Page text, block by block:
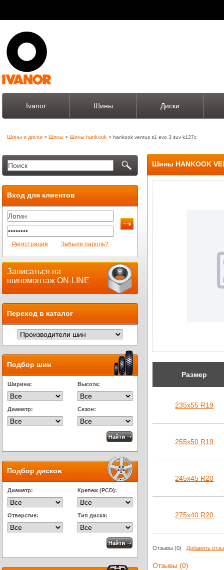
Ivanor Шины Диски
Шины и диски > Шины > Шины hankook > hankook ventus s1 evo 3 suv k127c
Вход для клиентов
Регистрация Забыли пароль?
Записаться на
шиномонтаж ON-LINE
Переход в каталог
Подбор шин
Ширина: Высота:
Диаметр: Сезон:
Подбор дисков
Диаметр: Крепеж (PCD):
Отверстие: Тип диска:
Шины HANKOOK
Размер
235х55 R19
255х50 R19
245х45 R20
275х40 R20
Отзывы (0) Добавить
Отзывы (0)